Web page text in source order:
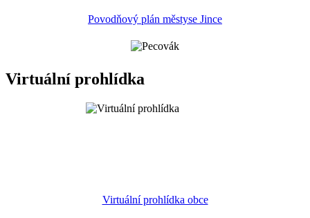
Povodňový plán městyse Jince
Virtuální prohlídka
Virtuální prohlídka obce